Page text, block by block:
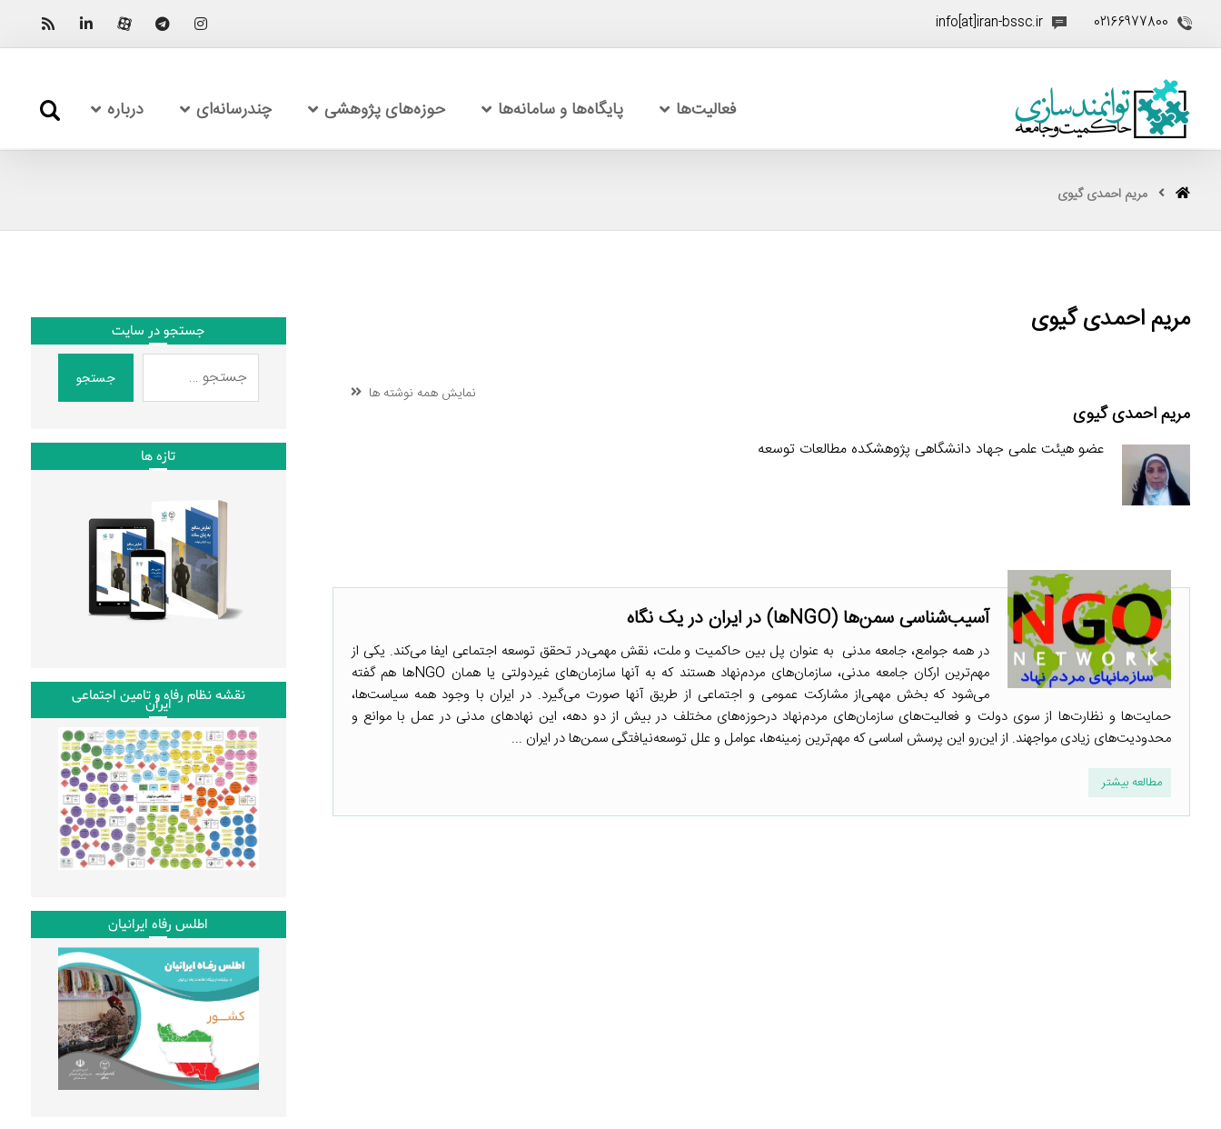
02166977800
info[at]iran-bssc.ir
فعالیت‌ها پایگاه‌ها و سامانه‌ها حوزه‌های پژوهشی چندرسانه‌ای درباره
مریم احمدی گیوی
مریم احمدی گیوی
مریم احمدی گیوی
نمایش همه نوشته ها
عضو هیئت علمی جهاد دانشگاهی پژوهشکده مطالعات توسعه
آسیب‌شناسی سمن‌ها (NGOها) در ایران در یک نگاه
در همه جوامع، جامعه مدنی به عنوان پل بین حاکمیت و ملت، نقش مهمی‌در تحقق توسعه اجتماعی ایفا می‌کند. یکی از
مهم‌ترین ارکان جامعه مدنی، سازمان‌های مردم‌نهاد هستند که به آنها سازمان‌های غیردولتی یا همان NGOها هم گفته
می‌شود که بخش مهمی‌از مشارکت عمومی و اجتماعی از طریق آنها صورت می‌گیرد. در ایران با وجود همه سیاست‌ها،
حمایت‌ها و نظارت‌ها از سوی دولت و فعالیت‌های سازمان‌های مردم‌نهاد درحوزه‌های مختلف در بیش از دو دهه، این نهادهای مدنی در عمل با موانع و
محدودیت‌های زیادی مواجهند. از این‌رو این پرسش اساسی که مهم‌ترین زمینه‌ها، عوامل و علل توسعه‌نیافتگی سمن‌ها در ایران ...
مطالعه بیشتر
جستجو در سایت
جستجو
تازه ها
نقشه نظام رفاه و تامین اجتماعی
ایران
اطلس رفاه ایرانیان